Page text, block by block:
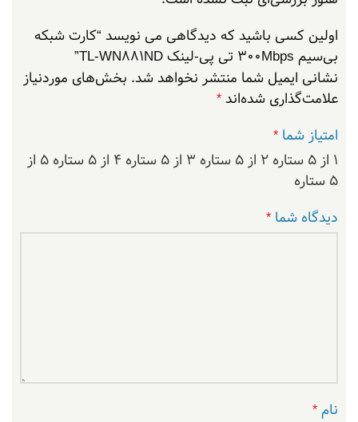
اولین کسی باشید که دیدگاهی می نویسد “کارت شبکه
بی‌سیم 300Mbps تی پی-لینک TL-WN881ND”
نشانی ایمیل شما منتشر نخواهد شد. بخش‌های موردنیاز
علامت‌گذاری شده‌اند *
امتیاز شما *
۱ از ۵ ستاره ۲ از ۵ ستاره ۳ از ۵ ستاره ۴ از ۵ ستاره
۵ از
۵ ستاره
دیدگاه شما *
نام*